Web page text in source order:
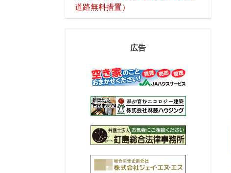
道路無料措置）
広告